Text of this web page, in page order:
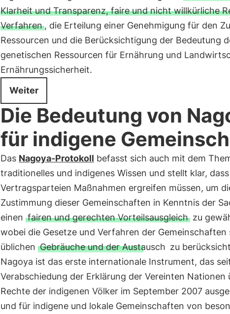
Klarheit und Transparenz, faire und nicht willkürliche
Verfahren, die Erteilung einer Genehmigung für den
Ressourcen und die Berücksichtigung der Bedeutung
genetischen Ressourcen für Ernährung und
Ernährungssicherheit.
Weiter
Die Bedeutung von
für indigene
Das Nagoya-Protokoll befasst sich auch mit dem
traditionelles und indigenes Wissen und stellt klar,
Vertragsparteien Maßnahmen ergreifen müssen, um
Zustimmung dieser Gemeinschaften in Kenntnis der
einen fairen und gerechten Vorteilsausgleichzu
wobei die Gesetze und Verfahren der Gemeinschaften
üblichen Gebräuche und der Austausch zu
Nagoya ist das erste internationale Instrument, das
Verabschiedung der Erklärung der Vereinten Nationen
Rechte der indigenen Völker im September 2007
und für indigene und lokale Gemeinschaften von